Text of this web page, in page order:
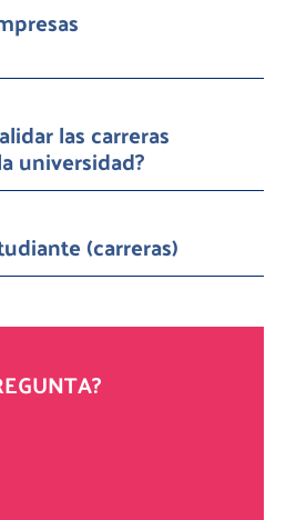
las carreras
universidad?
(carreras)